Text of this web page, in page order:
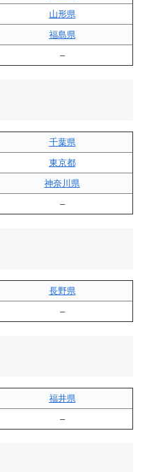
山形県
福島県
–
千葉県
東京都
神奈川県
–
長野県
–
福井県
–